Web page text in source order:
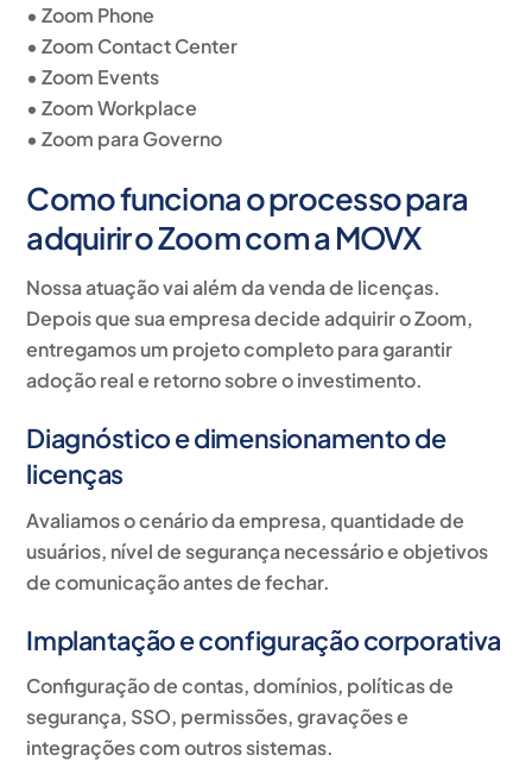
• Zoom Phone
• Zoom Contact Center
• Zoom Events
• Zoom Workplace
• Zoom para Governo
Como funciona o processo para
adquirir o Zoom com a MOVX
Nossa atuação vai além da venda de licenças.
Depois que sua empresa decide adquirir o Zoom,
entregamos um projeto completo para garantir
adoção real e retorno sobre o investimento.
Diagnóstico e dimensionamento de
licenças
Avaliamos o cenário da empresa, quantidade de
usuários, nível de segurança necessário e objetivos
de comunicação antes de fechar.
Implantação e configuração corporativa
Configuração de contas, domínios, políticas de
segurança, SSO, permissões, gravações e
integrações com outros sistemas.